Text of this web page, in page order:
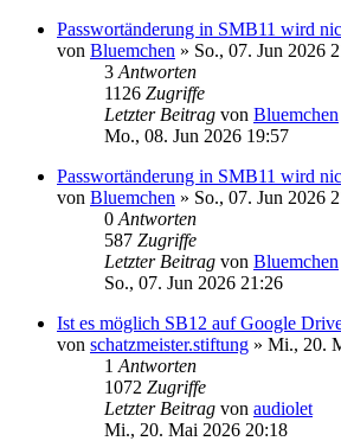
Passwortänderung in SMB11 wird
von Bluemchen » So., 07. Jun 2026
3 Antworten
1126 Zugriffe
Letzter Beitrag von Bluemchen
Mo., 08. Jun 2026 19:57
Passwortänderung in SMB11 wird
von Bluemchen » So., 07. Jun 2026
0 Antworten
587 Zugriffe
Letzter Beitrag von Bluemchen
So., 07. Jun 2026 21:26
Ist es möglich SB12 auf Google
von schatzmeister.stiftung » Mi., 20.
1 Antworten
1072 Zugriffe
Letzter Beitrag von audiolet
Mi., 20. Mai 2026 20:18